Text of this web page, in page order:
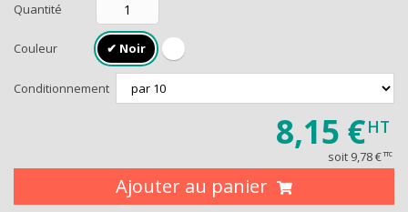
RECEVEZ
Quantité
Couleur
Conditionnement
8,15 €HT
soit 9,78 € TTC
Ajouter au panier